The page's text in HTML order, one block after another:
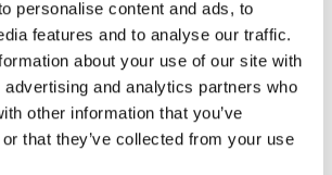
personalise content and ads, to
features and to analyse our traffic.
about your use of our site with
and analytics partners who
other information that you’ve
that they’ve collected from your use